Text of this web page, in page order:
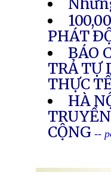
PHÁT
BÁO
TRẢ TỰ
THỰC
HÀ
CỘNG--